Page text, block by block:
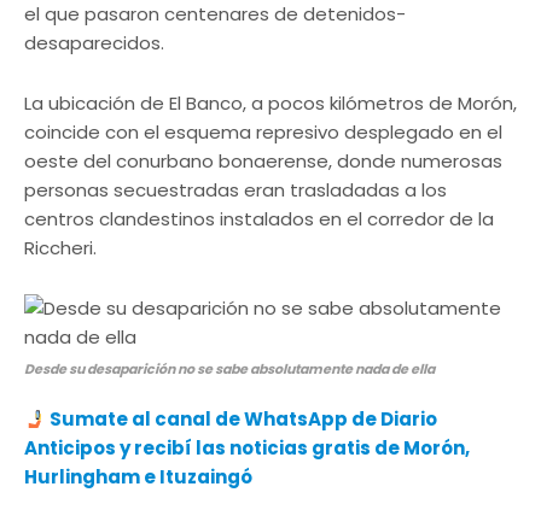
el que pasaron centenares de detenidos-
desaparecidos.
La ubicación de El Banco, a pocos kilómetros de Morón,
coincide con el esquema represivo desplegado en el
oeste del conurbano bonaerense, donde numerosas
personas secuestradas eran trasladadas a los
centros clandestinos instalados en el corredor de la
Riccheri.
Desde su desaparición no se sabe absolutamente nada de ella
Sumate al canal de WhatsApp de Diario
Anticipos y recibí las noticias gratis de Morón,
Hurlingham e Ituzaingó